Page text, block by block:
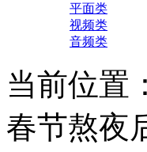
平面类
视频类
音频类
当前位置
春节熬夜